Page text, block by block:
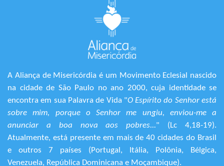
A Aliança de Misericórdia é um Movimento Eclesial nascido
na cidade de São Paulo no ano 2000, cuja identidade se
encontra em sua Palavra de Vida "O Espírito do Senhor está
sobre mim, porque o Senhor me ungiu, enviou-me a
anunciar a boa nova aos pobres..." (Lc 4,18-19).
Atualmente, está presente em mais de 40 cidades do Brasil
e outros 7 países (Portugal, Itália, Polônia, Bélgica,
Venezuela, República Dominicana e Moçambique).